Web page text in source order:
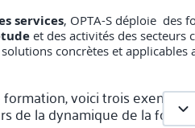
services, OPTA-S déploie des
et des activités des secteurs
concrètes et applicables
voici trois exemples
de la dynamique de la